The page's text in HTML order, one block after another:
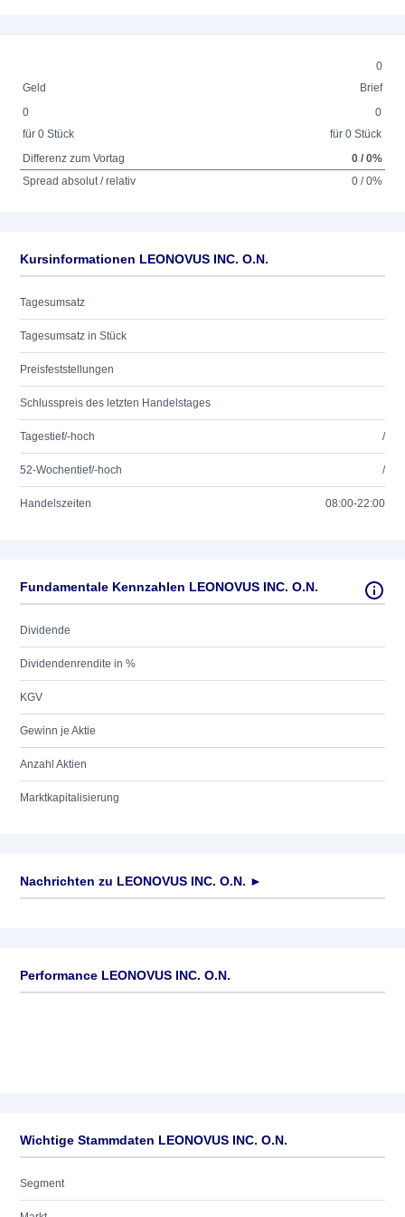
0
Geld
Brief
0
für 0 Stück
0
für 0 Stück
Differenz zum Vortag
0 / 0%
Spread absolut / relativ
0 / 0%
Kursinformationen LEONOVUS INC. O.N.
Tagesumsatz
Tagesumsatz in Stück
Preisfeststellungen
Schlusspreis des letzten Handelstages
Tagestief/-hoch /
52-Wochentief/-hoch /
Handelszeiten 08:00-22:00
Fundamentale Kennzahlen LEONOVUS INC. O.N.
Dividende
Dividendenrendite in %
KGV
Gewinn je Aktie
Anzahl Aktien
Marktkapitalisierung
Nachrichten zu LEONOVUS INC. O.N. ►
Performance LEONOVUS INC. O.N.
Wichtige Stammdaten LEONOVUS INC. O.N.
Segment